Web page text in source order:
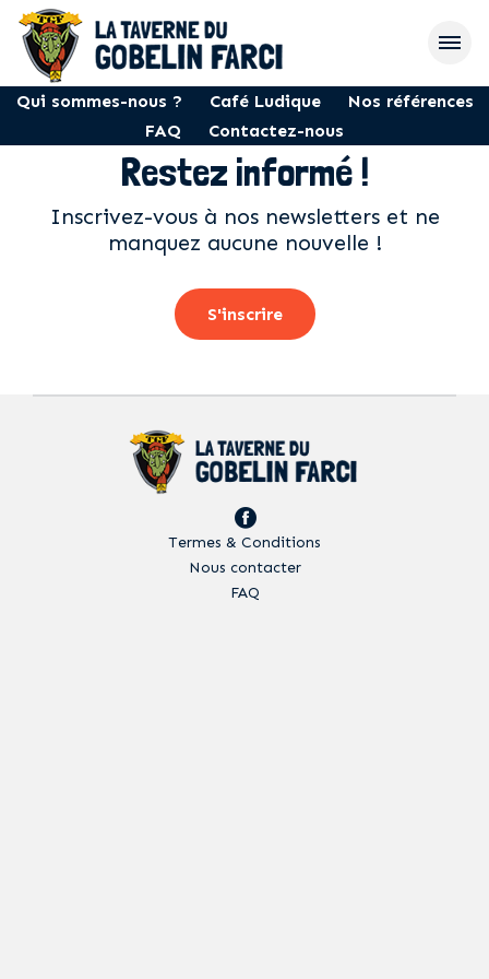
Qui sommes-nous ? Café Ludique
Nos références
FAQ
Contactez-nous
Restez informé !
Inscrivez-vous à nos newsletters et ne
manquez aucune nouvelle !
S'inscrire
Termes & Conditions
Nous contacter
FAQ